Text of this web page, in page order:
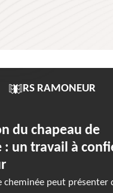
RS RAMONEUR
du chapeau de
: un travail à
cheminée peut présenter